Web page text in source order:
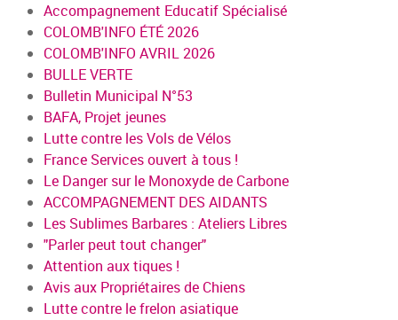
Accompagnement Educatif Spécialisé
COLOMB'INFO ÉTÉ 2026
COLOMB'INFO AVRIL 2026
BULLE VERTE
Bulletin Municipal N°53
BAFA, Projet jeunes
Lutte contre les Vols de Vélos
France Services ouvert à tous !
Le Danger sur le Monoxyde de Carbone
ACCOMPAGNEMENT DES AIDANTS
Les Sublimes Barbares : Ateliers Libres
"Parler peut tout changer"
Attention aux tiques !
Avis aux Propriétaires de Chiens
Lutte contre le frelon asiatique